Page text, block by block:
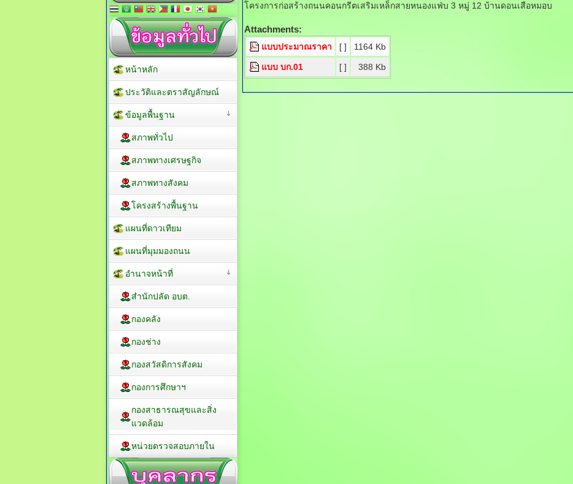
โครงการก่อสร้างถนนคอนกรีตเสริมเหล็กสายหนองแฟ่บ 3 หมู่ 12 บ้านดอนเสือหมอบ
Attachments:
แบบประมาณราคา [ ] 1164 Kb
แบบ บก.01 [ ] 388 Kb
หน้าหลัก
ประวัติและตราสัญลักษณ์
ข้อมูลพื้นฐาน
สภาพทั่วไป
สภาพทางเศรษฐกิจ
สภาพทางสังคม
โครงสร้างพื้นฐาน
แผนที่ดาวเทียม
แผนที่มุมมองถนน
อำนาจหน้าที่
สำนักปลัด อบต.
กองคลัง
กองช่าง
กองสวัสดิการสังคม
กองการศึกษาฯ
กองสาธารณสุขและสิ่ง
แวดล้อม
หน่วยตรวจสอบภายใน